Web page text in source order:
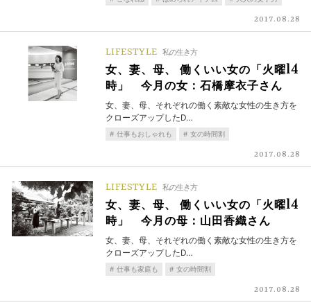
2017.08.28
LIFESTYLE 私の生き方
女、妻、母、 働くいい女の「火曜14
時」 今月の女：石橋摩衣子さん
女、妻、母、それぞれの働く素敵な女性の生き方を
クローズアップしたD…
仕事もおしゃれも 女の時間割
2017.08.28
LIFESTYLE 私の生き方
女、妻、母、 働くいい女の「火曜14
時」 今月の母：山田香織さん
女、妻、母、それぞれの働く素敵な女性の生き方を
クローズアップしたD…
仕事も家庭も 女の時間割
2017.08.28